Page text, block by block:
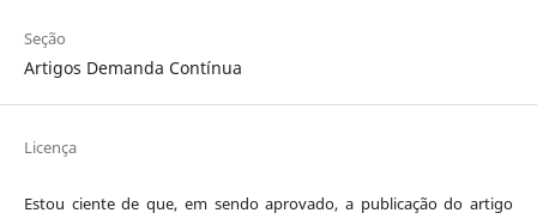
Seção
Artigos Demanda Contínua
Licença
Estou ciente de que, em sendo aprovado, a publicação do artigo